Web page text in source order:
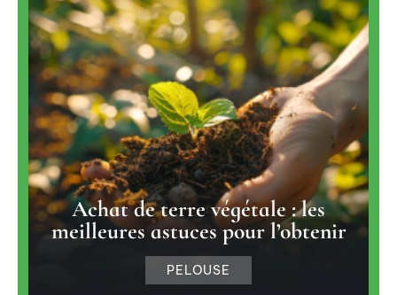
Achat de terre végétale : les
meilleures astuces pour l’obtenir
PELOUSE